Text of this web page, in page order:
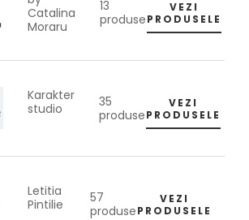
Catalina
Moraru
13
produse
VEZI
PRODUSELE
Karakter
studio
35
produse
VEZI
PRODUSELE
Letitia
Pintilie
57
produse
VEZI
PRODUSELE